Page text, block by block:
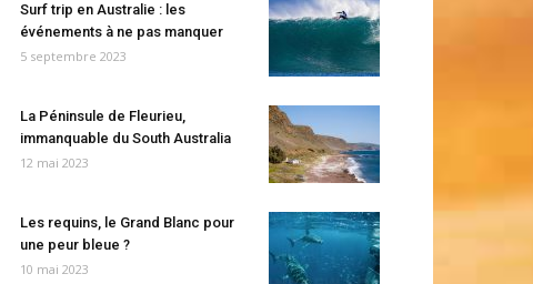
Surf trip en Australie : les
événements à ne pas manquer
5 septembre 2023
La Péninsule de Fleurieu,
immanquable du South Australia
12 mai 2023
Les requins, le Grand Blanc pour
une peur bleue ?
10 mai 2023